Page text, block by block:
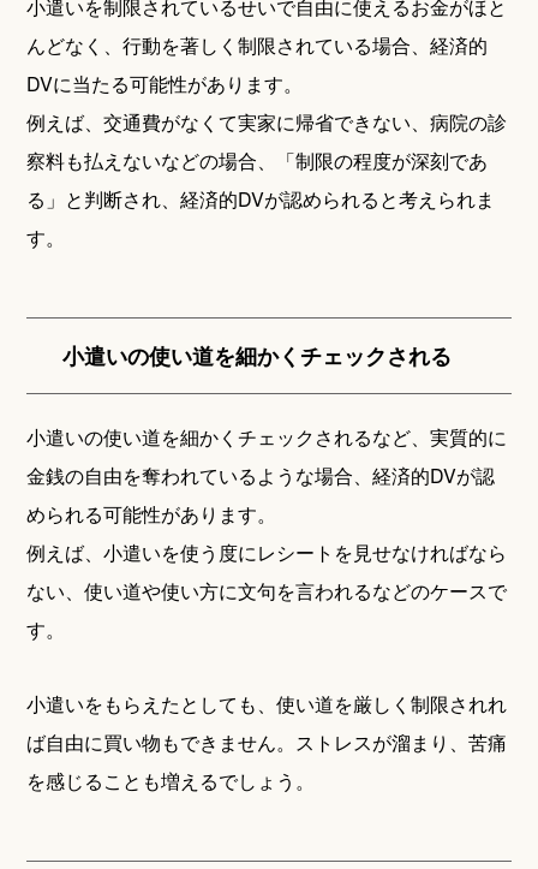
小遣いを制限されているせいで自由に使えるお金がほと
んどなく、行動を著しく制限されている場合、経済的
DVに当たる可能性があります。
例えば、交通費がなくて実家に帰省できない、病院の診
察料も払えないなどの場合、「制限の程度が深刻であ
る」と判断され、経済的DVが認められると考えられま
す。
小遣いの使い道を細かくチェックされる
小遣いの使い道を細かくチェックされるなど、実質的に
金銭の自由を奪われているような場合、経済的DVが認
められる可能性があります。
例えば、小遣いを使う度にレシートを見せなければなら
ない、使い道や使い方に文句を言われるなどのケースで
す。
小遣いをもらえたとしても、使い道を厳しく制限されれ
ば自由に買い物もできません。ストレスが溜まり、苦痛
を感じることも増えるでしょう。